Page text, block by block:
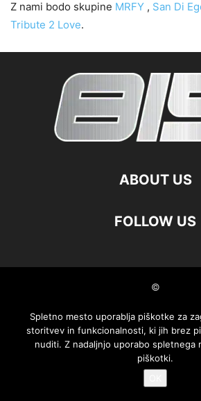
Z nami bodo skupine MRFY , San Di
Tribute 2 Love.
ABOUT US
FOLLOW US
©
Spletno mesto uporablja piškotke za
storitvev in funkcionalnosti, ki jih brez
nuditi. Z nadaljnjo uporabo spletnega
piškotki.